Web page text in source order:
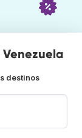
destinos